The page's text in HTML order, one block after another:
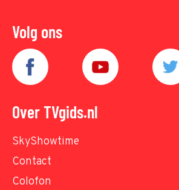
Volg ons
Over TVgids.nl
SkyShowtime
Contact
Colofon